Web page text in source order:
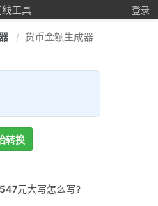
线工具 登录
货币金额生成器
转换
547元大写怎么写?